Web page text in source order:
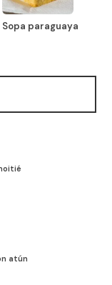
Sopa paraguaya
atún